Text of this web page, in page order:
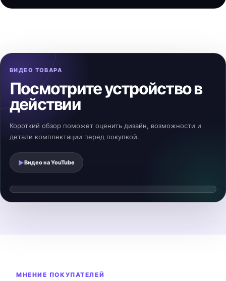
ВИДЕО ТОВАРА
Посмотрите устройство в
действии
Короткий обзор поможет оценить дизайн, возможности и
детали комплектации перед покупкой.
▶Видео наYouTube
Смотреть видеообзор
МНЕНИЕ ПОКУПАТЕЛЕЙ